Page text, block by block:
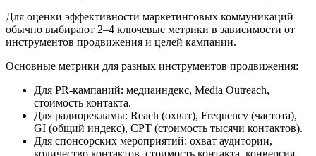
Для оценки эффективности маркетинговых коммуникаций
обычно выбирают 2–4 ключевые метрики в зависимости от
инструментов продвижения и целей кампании.
Основные метрики для разных инструментов продвижения:
Для PR-кампаний: медиаиндекс, Media Outreach,
стоимость контакта.
Для радиорекламы: Reach (охват), Frequency (частота),
GI (общий индекс), CPT (стоимость тысячи контактов).
Для спонсорских мероприятий: охват аудитории,